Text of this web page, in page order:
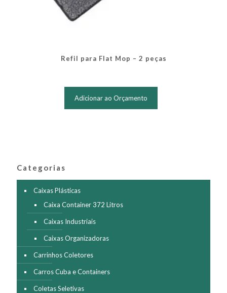
Refil para Flat Mop – 2 peças
Adicionar ao Orçamento
Categorias
Caixas Plásticas
Caixa Container 372 Litros
Caixas Industriais
Caixas Organizadoras
Carrinhos Coletores
Carros Cuba e Containers
Coletas Seletivas